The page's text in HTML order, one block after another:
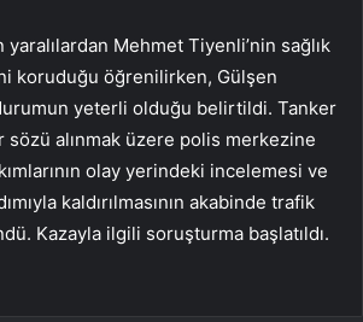
yaralılardan Mehmet Tiyenli’nin sağlık
koruduğu öğrenilirken, Gülşen
yeterli olduğu belirtildi. Tanker
sözü alınmak üzere polis merkezine
olay yerindeki incelemesi ve
kaldırılmasının akabinde trafik
Kazayla ilgili soruşturma başlatıldı.